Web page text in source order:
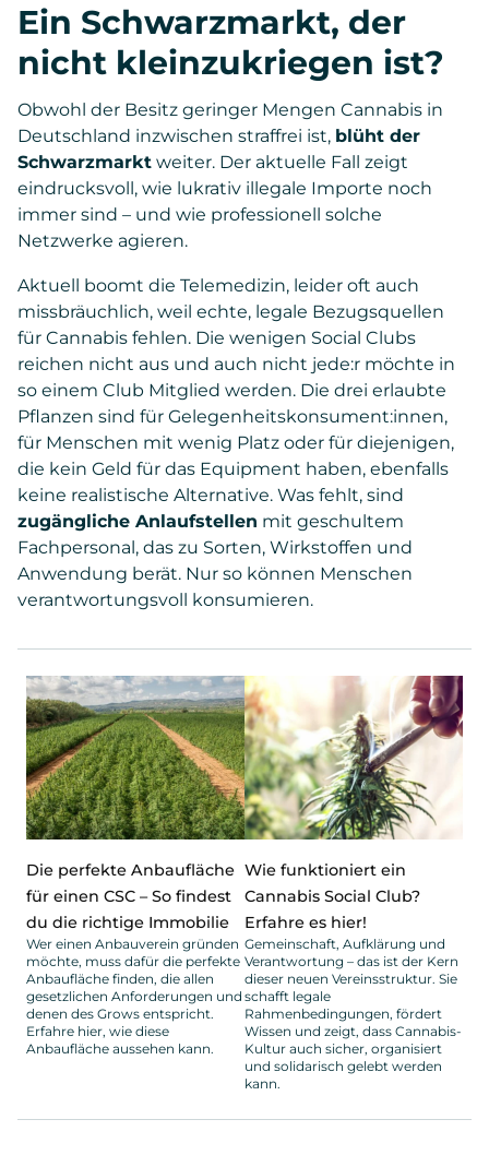
Ein Schwarzmarkt, der
nicht kleinzukriegen ist?
Obwohl der Besitz geringer Mengen Cannabis in
Deutschland inzwischen straffrei ist, blüht der
Schwarzmarkt weiter. Der aktuelle Fall zeigt
eindrucksvoll, wie lukrativ illegale Importe noch
immer sind – und wie professionell solche
Netzwerke agieren.
Aktuell boomt die Telemedizin, leider oft auch
missbräuchlich, weil echte, legale Bezugsquellen
für Cannabis fehlen. Die wenigen Social Clubs
reichen nicht aus und auch nicht jede:r möchte in
so einem Club Mitglied werden. Die drei erlaubte
Pflanzen sind für Gelegenheitskonsument:innen,
für Menschen mit wenig Platz oder für diejenigen,
die kein Geld für das Equipment haben, ebenfalls
keine realistische Alternative. Was fehlt, sind
zugängliche Anlaufstellen mit geschultem
Fachpersonal, das zu Sorten, Wirkstoffen und
Anwendung berät. Nur so können Menschen
verantwortungsvoll konsumieren.
Die perfekte Anbaufläche
für einen CSC – So findest
du die richtige Immobilie
Wer einen Anbauverein gründen
möchte, muss dafür die perfekte
Anbaufläche finden, die allen
gesetzlichen Anforderungen und
denen des Grows entspricht.
Erfahre hier, wie diese
Anbaufläche aussehen kann.
Wie funktioniert ein
Cannabis Social Club?
Erfahre es hier!
Gemeinschaft, Aufklärung und
Verantwortung – das ist der Kern
dieser neuen Vereinsstruktur. Sie
schafft legale
Rahmenbedingungen, fördert
Wissen und zeigt, dass Cannabis-
Kultur auch sicher, organisiert
und solidarisch gelebt werden
kann.